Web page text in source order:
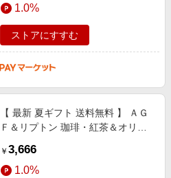
グ
1.0%
ストアにすすむ
【 最新 夏ギフト 送料無料 】 ＡＧ
Ｆ＆リプトン 珈琲・紅茶＆オリジ
ィーバッグ ダージリンティーバッ
グ
￥ 3,666
1.0%